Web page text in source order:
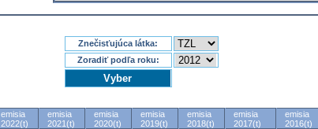
Znečisťujúca látka:
Zoradiť podľa roku:
emisia
2022(t)
emisia
2021(t)
emisia
2020(t)
emisia
2019(t)
emisia
2018(t)
emisia
2017(t)
emisia
2016(t)